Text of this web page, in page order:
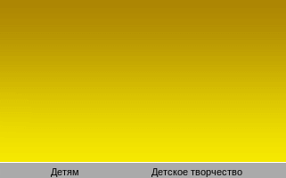
Детям Детское творчество